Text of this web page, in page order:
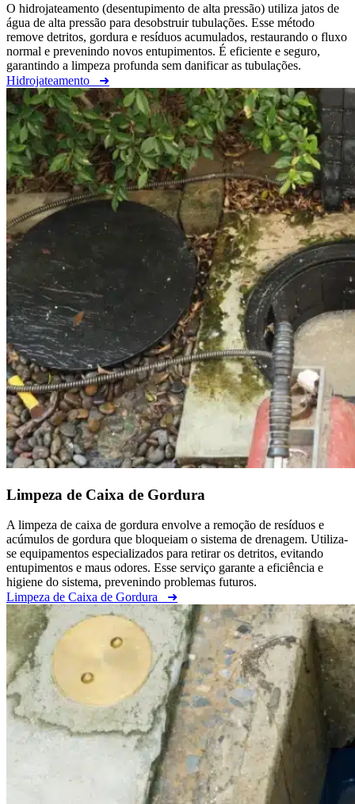
O hidrojateamento (desentupimento de alta pressão) utiliza jatos de
água de alta pressão para desobstruir tubulações. Esse método
remove detritos, gordura e resíduos acumulados, restaurando o fluxo
normal e prevenindo novos entupimentos. É eficiente e seguro,
garantindo a limpeza profunda sem danificar as tubulações.
Hidrojateamento ➜
Limpeza de Caixa de Gordura
A limpeza de caixa de gordura envolve a remoção de resíduos e
acúmulos de gordura que bloqueiam o sistema de drenagem. Utiliza-
se equipamentos especializados para retirar os detritos, evitando
entupimentos e maus odores. Esse serviço garante a eficiência e
higiene do sistema, prevenindo problemas futuros.
Limpeza de Caixa de Gordura ➜